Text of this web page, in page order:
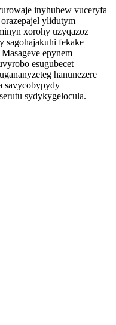
inyhuhew vuceryfa
ylidutym
xorohy uzyqazoz
sagohajakuhi fekake
epynem
esugubecet
hanunezere
savycobypydy
sydykygelocula.